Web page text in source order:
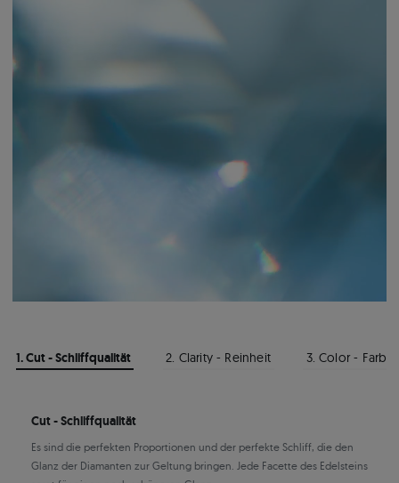
1. Cut - Schliffqualität 2. Clarity - Reinheit 3. Color - Farbe
Cut - Schliffqualität
Es sind die perfekten Proportionen und der perfekte Schliff, die den
Glanz der Diamanten zur Geltung bringen. Jede Facette des Edelsteins